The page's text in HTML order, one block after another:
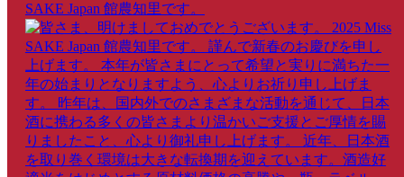
SAKE Japan 館農知里です。